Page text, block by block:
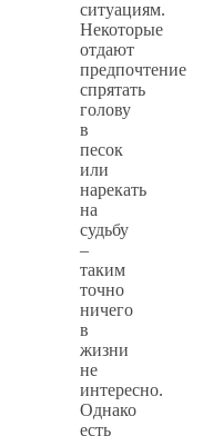
ситуациям.
Некоторые
отдают
предпочтение
спрятать
голову
в
песок
или
нарекать
на
судьбу
–
таким
точно
ничего
в
жизни
не
интересно.
Однако
есть